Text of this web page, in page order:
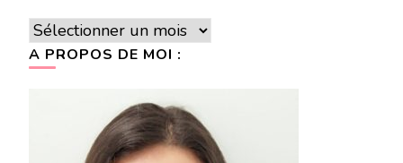
Archives
A PROPOS DE MOI :